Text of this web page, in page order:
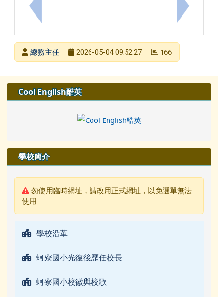
上一筆：轉知115年度智慧城市-AI機器人全國賽實施計畫
下一筆：
發布者總務主任
2026-05-04 09:52:27 166
左邊區域內容
Cool English酷英
學校簡介
警告:
勿使用臨時網址，請改用正式網址，以免選單無法
使用
學校沿革
蚵寮國小光復後歷任校長
蚵寮國小校徽與校歌